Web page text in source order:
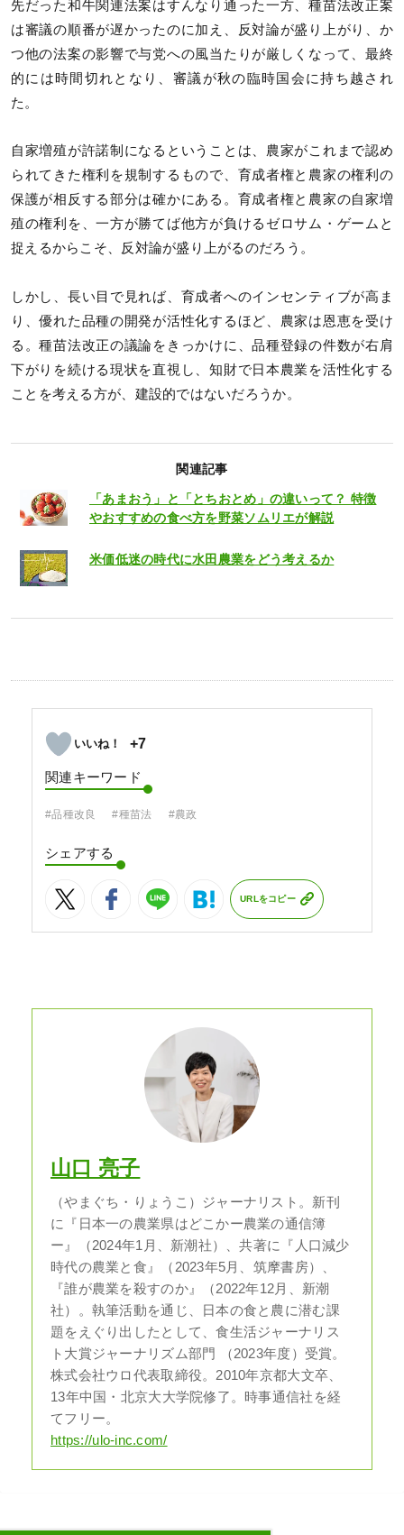
先だった和牛関連法案はすんなり通った一方、種苗法改正案
は審議の順番が遅かったのに加え、反対論が盛り上がり、か
つ他の法案の影響で与党への風当たりが厳しくなって、最終
的には時間切れとなり、審議が秋の臨時国会に持ち越され
た。
自家増殖が許諾制になるということは、農家がこれまで認め
られてきた権利を規制するもので、育成者権と農家の権利の
保護が相反する部分は確かにある。育成者権と農家の自家増
殖の権利を、一方が勝てば他方が負けるゼロサム・ゲームと
捉えるからこそ、反対論が盛り上がるのだろう。
しかし、長い目で見れば、育成者へのインセンティブが高ま
り、優れた品種の開発が活性化するほど、農家は恩恵を受け
る。種苗法改正の議論をきっかけに、品種登録の件数が右肩
下がりを続ける現状を直視し、知財で日本農業を活性化する
ことを考える方が、建設的ではないだろうか。
関連記事
「あまおう」と「とちおとめ」の違いって？ 特徴
やおすすめの食べ方を野菜ソムリエが解説
米価低迷の時代に水田農業をどう考えるか
+7
関連キーワード
#品種改良 #種苗法 #農政
シェアする
URLをコピー
山口 亮子
（やまぐち・りょうこ）ジャーナリスト。新刊
に『日本一の農業県はどこかー農業の通信簿
ー』（2024年1月、新潮社）、共著に『人口減少
時代の農業と食』（2023年5月、筑摩書房）、
『誰が農業を殺すのか』（2022年12月、新潮
社）。執筆活動を通じ、日本の食と農に潜む課
題をえぐり出したとして、食生活ジャーナリス
ト大賞ジャーナリズム部門 （2023年度）受賞。
株式会社ウロ代表取締役。2010年京都大文卒、
13年中国・北京大大学院修了。時事通信社を経
てフリー。
https://ulo-inc.com/